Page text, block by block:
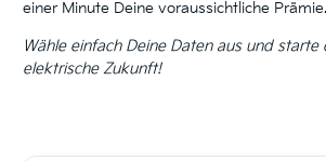
einer Minute Deine voraussichtliche Prämie.
Wähle einfach Deine Daten aus und starte
elektrische Zukunft!